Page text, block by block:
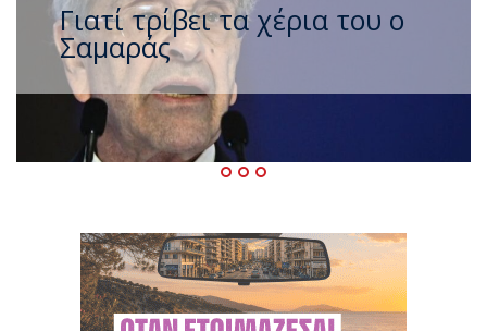
Ξαναχτύπησαν